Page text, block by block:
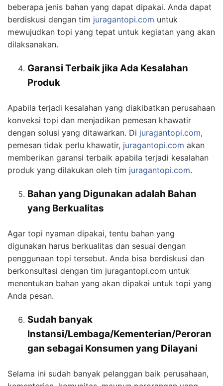
beberapa jenis bahan yang dapat dipakai. Anda dapat
berdiskusi dengan tim juragantopi.com untuk
mewujudkan topi yang tepat untuk kegiatan yang akan
dilaksanakan.
Garansi Terbaik jika Ada Kesalahan
Produk
Apabila terjadi kesalahan yang diakibatkan perusahaan
konveksi topi dan menjadikan pemesan khawatir
dengan solusi yang ditawarkan. Di juragantopi.com,
pemesan tidak perlu khawatir, juragantopi.com akan
memberikan garansi terbaik apabila terjadi kesalahan
produk yang dilakukan oleh tim juragantopi.com.
Bahan yang Digunakan adalah Bahan
yang Berkualitas
Agar topi nyaman dipakai, tentu bahan yang
digunakan harus berkualitas dan sesuai dengan
penggunaan topi tersebut. Anda bisa berdiskusi dan
berkonsultasi dengan tim juragantopi.com untuk
menentukan bahan yang akan dipakai untuk topi yang
Anda pesan.
Sudah banyak
Instansi/Lembaga/Kementerian/Peroran
gan sebagai Konsumen yang Dilayani
Selama ini sudah banyak pelanggan baik perusahaan,